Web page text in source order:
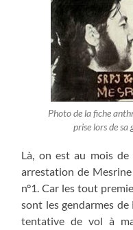
Photo de la fiche
prise lors de
Là, on est au mois de
arrestation de Mesrine
n°1. Car les tout
sont les gendarmes de
tentative de vol à